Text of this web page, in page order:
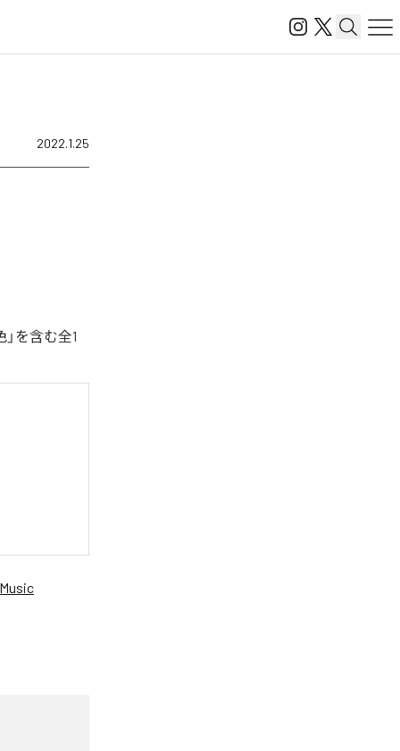
2022.1.25
を含む全1